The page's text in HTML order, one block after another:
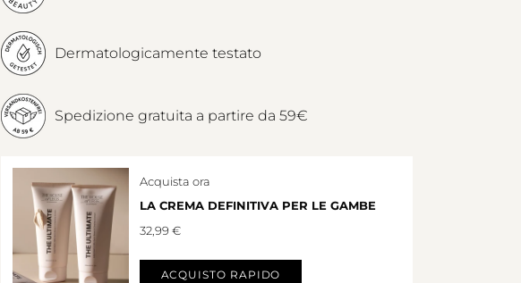
Dermatologicamente testato
Spedizione gratuita a partire da 59€
Acquista ora
LA CREMA DEFINITIVA PER LE GAMBE
32,99 €
ACQUISTO RAPIDO